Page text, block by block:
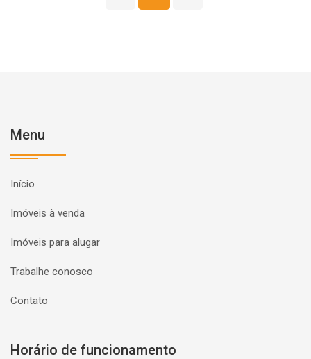
Menu
Início
Imóveis à venda
Imóveis para alugar
Trabalhe conosco
Contato
Horário de funcionamento